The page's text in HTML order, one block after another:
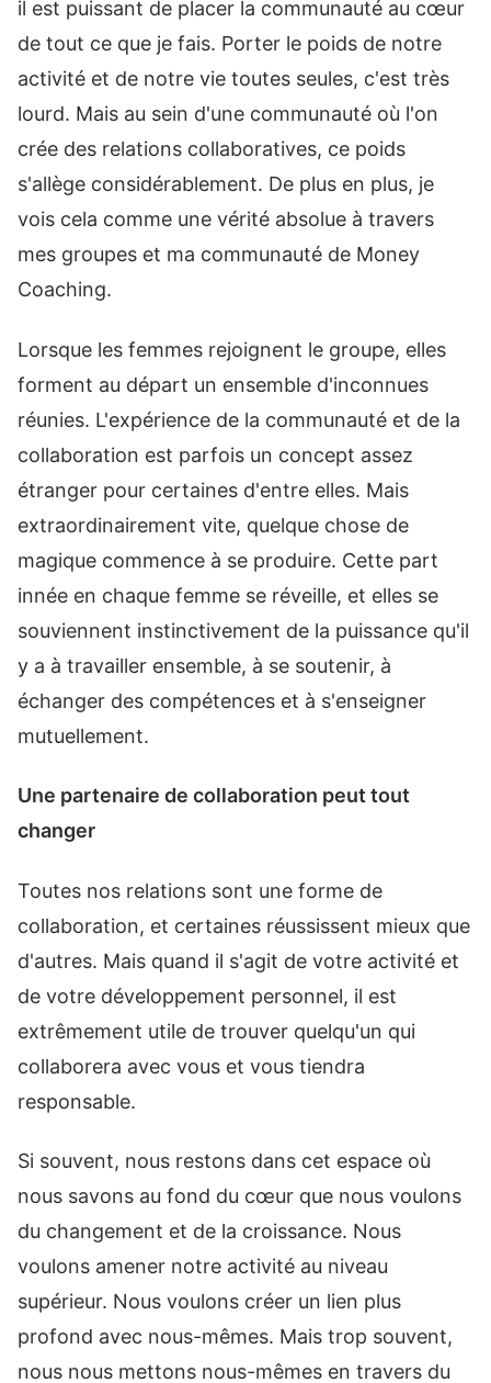
il est puissant de placer la communauté au cœur
de tout ce que je fais. Porter le poids de notre
activité et de notre vie toutes seules, c'est très
lourd. Mais au sein d'une communauté où l'on
crée des relations collaboratives, ce poids
s'allège considérablement. De plus en plus, je
vois cela comme une vérité absolue à travers
mes groupes et ma communauté de Money
Coaching.
Lorsque les femmes rejoignent le groupe, elles
forment au départ un ensemble d'inconnues
réunies. L'expérience de la communauté et de la
collaboration est parfois un concept assez
étranger pour certaines d'entre elles. Mais
extraordinairement vite, quelque chose de
magique commence à se produire. Cette part
innée en chaque femme se réveille, et elles se
souviennent instinctivement de la puissance qu'il
y a à travailler ensemble, à se soutenir, à
échanger des compétences et à s'enseigner
mutuellement.
Une partenaire de collaboration peut tout
changer
Toutes nos relations sont une forme de
collaboration, et certaines réussissent mieux que
d'autres. Mais quand il s'agit de votre activité et
de votre développement personnel, il est
extrêmement utile de trouver quelqu'un qui
collaborera avec vous et vous tiendra
responsable.
Si souvent, nous restons dans cet espace où
nous savons au fond du cœur que nous voulons
du changement et de la croissance. Nous
voulons amener notre activité au niveau
supérieur. Nous voulons créer un lien plus
profond avec nous-mêmes. Mais trop souvent,
nous nous mettons nous-mêmes en travers du